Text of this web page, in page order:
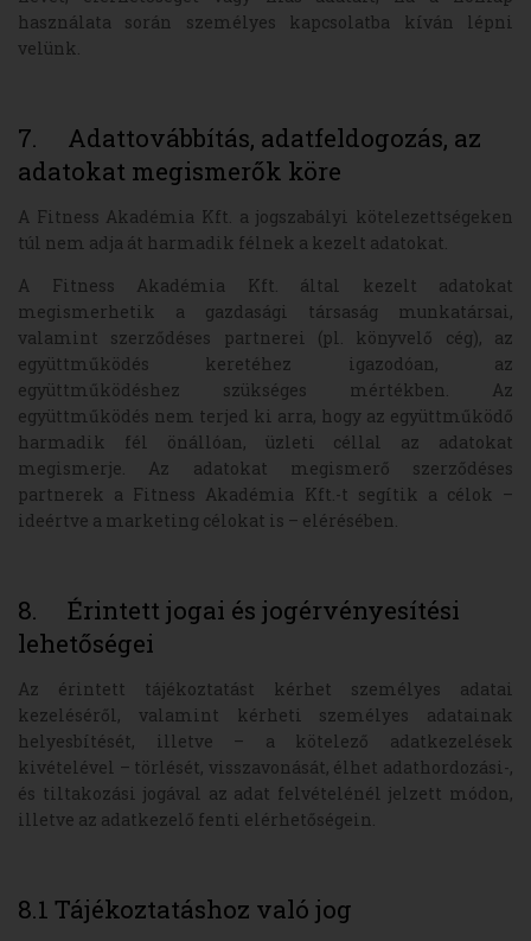
használata során személyes kapcsolatba kíván lépni
velünk.
7. Adattovábbítás, adatfeldogozás, az
adatokat megismerők köre
A Fitness Akadémia Kft. a jogszabályi kötelezettségeken
túl nem adja át harmadik félnek a kezelt adatokat.
A Fitness Akadémia Kft. által kezelt adatokat
megismerhetik a gazdasági társaság munkatársai,
valamint szerződéses partnerei (pl. könyvelő cég), az
együttműködés keretéhez igazodóan, az
együttműködéshez szükséges mértékben. Az
együttműködés nem terjed ki arra, hogy az együttműködő
harmadik fél önállóan, üzleti céllal az adatokat
megismerje. Az adatokat megismerő szerződéses
partnerek a Fitness Akadémia Kft.-t segítik a célok –
ideértve a marketing célokat is – elérésében.
8. Érintett jogai és jogérvényesítési
lehetőségei
Az érintett tájékoztatást kérhet személyes adatai
kezeléséről, valamint kérheti személyes adatainak
helyesbítését, illetve – a kötelező adatkezelések
kivételével – törlését, visszavonását, élhet adathordozási-,
és tiltakozási jogával az adat felvételénél jelzett módon,
illetve az adatkezelő fenti elérhetőségein.
8.1 Tájékoztatáshoz való jog